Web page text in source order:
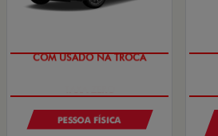
COM USADO NA TROCA
PESSOA FÍSICA